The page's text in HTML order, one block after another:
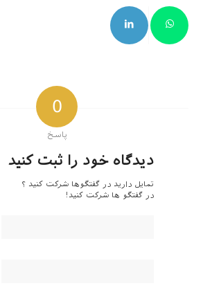
0
پاسخ
دیدگاه خود را ثبت کنید
تمایل دارید در گفتگوها شرکت کنید ؟
در گفتگو ها شرکت کنید!